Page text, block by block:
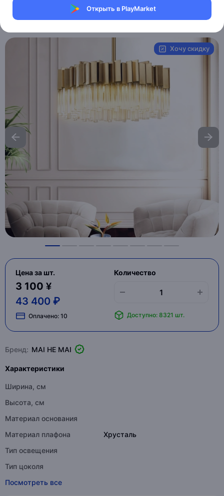
Открыть в PlayMarket
Магазин Table lamps
Артикул:MXM1796051487
Хочу скидку
Цена за шт.
3 100 ¥
43 400 ₽
Оплачено: 10
Количество
Доступно: 8321 шт.
Бренд: MAI HE MAI
Характеристики
Ширина, см
Высота, см
Материал основания
Материал плафона
Хрусталь
Тип освещения
Тип цоколя
Посмотреть все